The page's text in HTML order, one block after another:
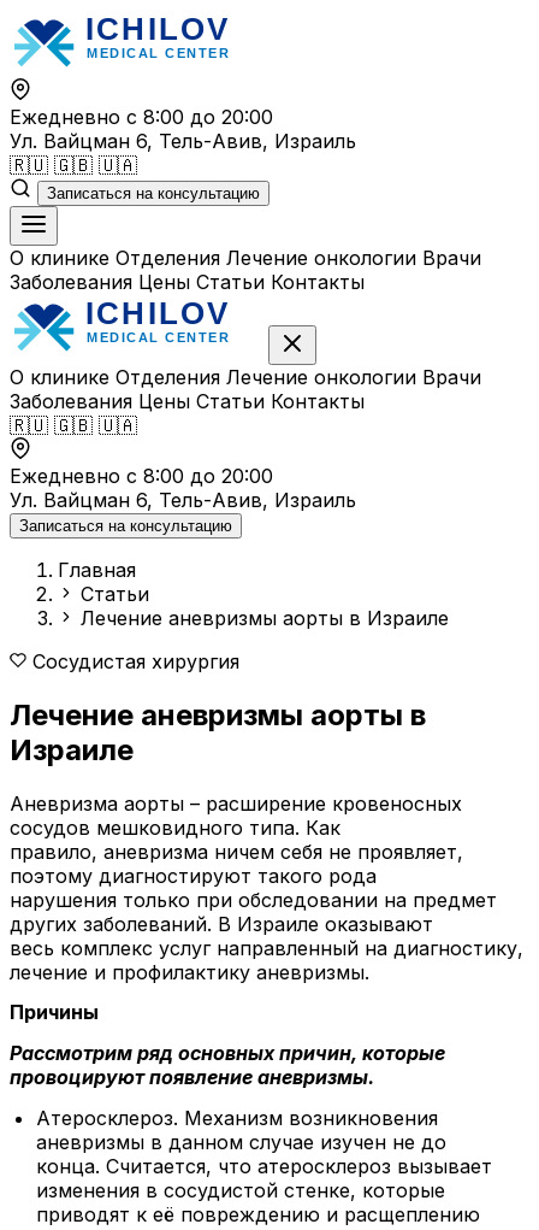
Перейти
к
содержимому
Ежедневно с 8:00 до 20:00
Ул. Вайцман 6, Тель-Авив, Израиль
🇷🇺 🇬🇧 🇺🇦
Записаться на консультацию
О клинике Отделения Лечение онкологии Врачи
Заболевания Цены Статьи Контакты
О клинике Отделения Лечение онкологии Врачи
Заболевания Цены Статьи Контакты
🇷🇺 🇬🇧 🇺🇦
Ежедневно с 8:00 до 20:00
Ул. Вайцман 6, Тель-Авив, Израиль
Записаться на консультацию
Главная
Статьи
Лечение аневризмы аорты в Израиле
Сосудистая хирургия
Лечение аневризмы аорты в
Израиле
Аневризма аорты – расширение кровеносных
сосудов мешковидного типа. Как
правило, аневризма ничем себя не проявляет,
поэтому диагностируют такого рода
нарушения только при обследовании на предмет
других заболеваний. В Израиле оказывают
весь комплекс услуг направленный на диагностику,
лечение и профилактику аневризмы.
Причины
Рассмотрим ряд основных причин, которые
провоцируют появление аневризмы.
Атеросклероз. Механизм возникновения
аневризмы в данном случае изучен не до
конца. Считается, что атеросклероз вызывает
изменения в сосудистой стенке, которые
приводят к её повреждению и расщеплению